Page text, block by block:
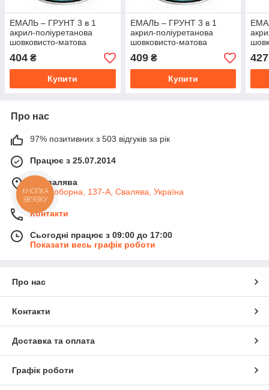
ЕМАЛЬ – ГРУНТ 3 в 1
акрил-поліуретанова
шовковисто-матова
Skyline RAL 8017
Коричнева 0,9 кг
404 ₴
Купити
ЕМАЛЬ – ГРУНТ 3 в 1
акрил-поліуретанова
шовковисто-матова
Skyline RAL 6003
Оливково-зелена 0,9 кг
409₴
Купити
427
Про нас
97% позитивних з 503 відгуків за рік
Працює з 25.07.2014
м. Свалява
вул. Соборна, 137-А, Свалява, Україна
Контакти
Сьогодні працює з 09:00 до 17:00
Показати весь графік роботи
Про нас
Контакти
Доставка та оплата
Графік роботи
КНОПКА
ЗВ'ЯЗКУ